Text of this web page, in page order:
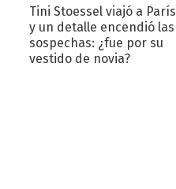
Tini Stoessel viajó a París
y un detalle encendió las
sospechas: ¿fue por su
vestido de novia?